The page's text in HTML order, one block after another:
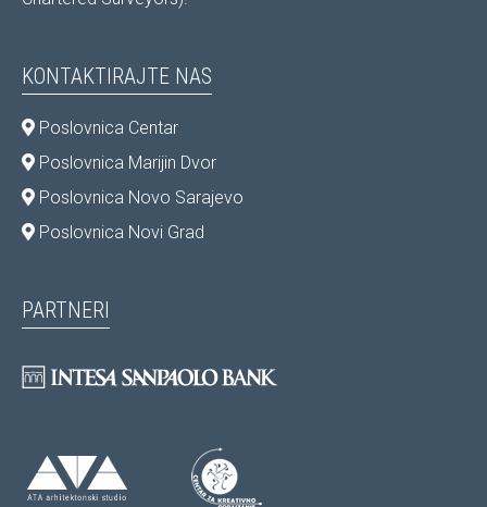
pismenog zaključenja Rezervacije, Predugovora, Ugovora
cijenu koja može biti niža, ista ili viša od preporučene,
ponuđenu od strane kupca/zakupca kojeg vlasnik
odabere uz posredovanje agencije.
KONTAKTIRAJTE NAS
Poslovnica Centar
Poslovnica Marijin Dvor
Poslovnica Novo Sarajevo
Poslovnica Novi Grad
PARTNERI